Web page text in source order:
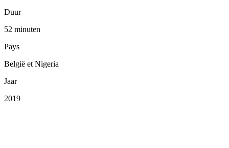
Duur
52 minuten
Pays
België et Nigeria
Jaar
2019